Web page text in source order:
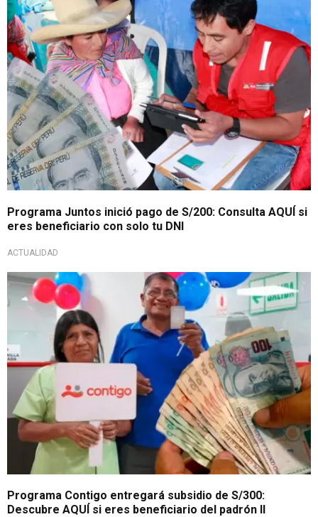
Programa Juntos inició pago de S/200: Consulta AQUÍ si
eres beneficiario con solo tu DNI
ACTUALIDAD
Beneficio económico
Programa Contigo entregará subsidio de S/300:
Descubre AQUÍ si eres beneficiario del padrón II